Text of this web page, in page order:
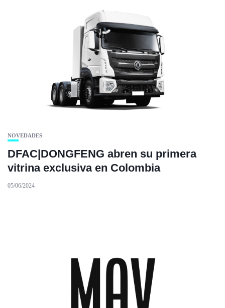
NOVEDADES
DFAC|DONGFENG abren su primera
vitrina exclusiva en Colombia
05/06/2024